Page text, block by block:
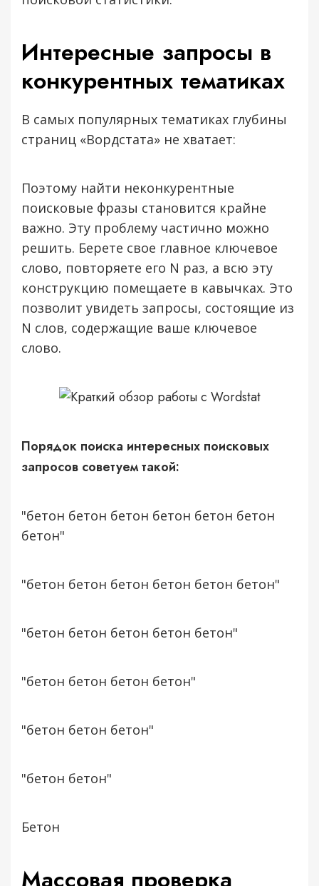
Интересные запросы в
конкурентных тематиках
В самых популярных тематиках глубины
страниц «Вордстата» не хватает:
Поэтому найти неконкурентные
поисковые фразы становится крайне
важно. Эту проблему частично можно
решить. Берете свое главное ключевое
слово, повторяете его N раз, а всю эту
конструкцию помещаете в кавычках. Это
позволит увидеть запросы, состоящие из
N слов, содержащие ваше ключевое
слово.
Порядок поиска интересных поисковых
запросов советуем такой:
"бетон бетон бетон бетон бетон бетон
бетон"
"бетон бетон бетон бетон бетон бетон"
"бетон бетон бетон бетон бетон"
"бетон бетон бетон бетон"
"бетон бетон бетон"
"бетон бетон"
Бетон
Давайте работать вместе
Оставьте свои контактные данные и наш
Политикой обработки и защиты
персональных данных, даю своеСогласие на